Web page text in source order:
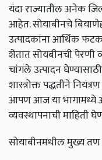
यंदा राज्यातील अनेक
आहेत. सोयाबीनचे
उत्पादकांना आर्थिक
शेतात सोयबीनची पेरणी
चांगले उत्पादन
शास्त्रोक्त पद्धतीने
आपण आज या भागामध्ये
व्यवस्थापनाची माहिती
सोयाबीनमधील मुख्य तण